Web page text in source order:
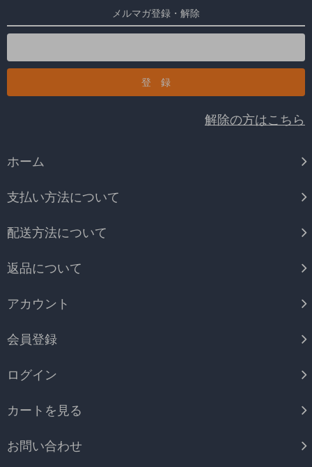
メルマガ登録・解除
解除の方はこちら
ホーム
支払い方法について
配送方法について
返品について
アカウント
会員登録
ログイン
カートを見る
お問い合わせ